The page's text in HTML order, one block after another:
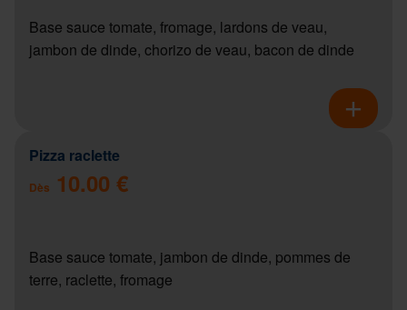
Base sauce tomate, fromage, lardons de veau,
jambon de dinde, chorizo de veau, bacon de dinde
Pizza raclette
Dès 10.00 €
Base sauce tomate, jambon de dinde, pommes de
terre, raclette, fromage